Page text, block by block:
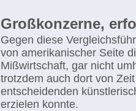
Großkonzerne,
Gegen diese
von amerikanischer Seite
Mißwirtschaft, gar nicht
trotzdem auch dort von
entscheidenden
erzielen konnte.